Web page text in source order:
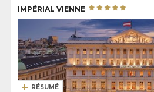
IMPÉRIAL VIENNE
RÉSUMÉ